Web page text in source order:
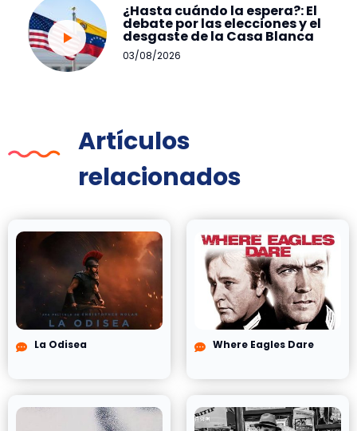
¿Hasta cuándo la espera?: El
debate por las elecciones y el
desgaste de la Casa Blanca
03/08/2026
Artículos
relacionados
La Odisea Where Eagles Dare